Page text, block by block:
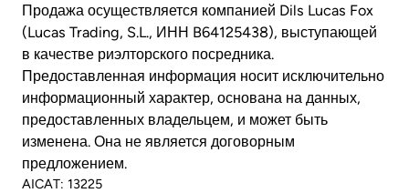
Продажа осуществляется компанией Dils Lucas Fox
(Lucas Trading, S.L., ИНН B64125438), выступающей
в качестве риэлторского посредника.
Предоставленная информация носит исключительно
информационный характер, основана на данных,
предоставленных владельцем, и может быть
изменена. Она не является договорным
предложением.
AICAT: 13225